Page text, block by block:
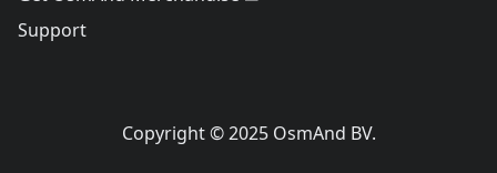
Support
Copyright © 2025 OsmAnd BV.